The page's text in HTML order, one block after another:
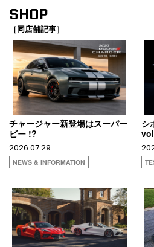
SHOP
［同店舗記事］
チャージャー新登場はスーパー
ビー !?
2026.07.29
NEWS & INFORMATION
シ